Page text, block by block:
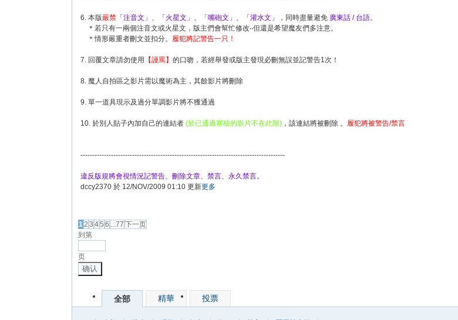
6. 本版嚴禁 「注音文」、「火星文」、「嘴砲文」、「灌水文」 ，同時盡量避免 廣東話 / 台語。
＊若只有一兩個注音文或火星文，版主們會幫忙修改‧‧但還是希望魔友們多注意。
＊情形嚴重者刪文並扣分。 履犯將記警告一只！
7. 回覆文章請勿使用 【謾罵】 的口吻，若經舉發或版主發現必刪無誤並記警告1次！
8. 魔人自拍區之影片需以魔術為主，其餘影片將刪除
9. 單一道具現示及過分單調影片將不獲通過
10. 於別人貼子內加自己的連結者 (於已通過審核的影片不在此限) ，該連結將被刪除 。 履犯將被警告/禁言
---------------------------------------------------------------------------------------
違反版規將會視情況記警告、刪除文章、禁言、永久禁言。
dccy2370 於 12/NOV/2009 01:10 更新更多
12 3 45 6 ...77 下一页
到第
页
确认
全部 精華 投票